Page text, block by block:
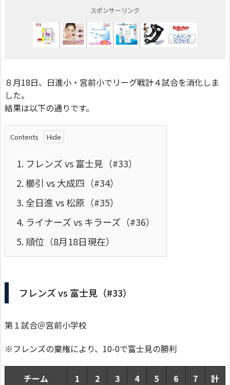
スポンサーリンク
８月18日、日進小・宮前小でリーグ戦計４試合を消化しま
した。
結果は以下の通りです。
Contents
1. フレンズ vs 富士見（#33）
2.櫛引 vs 大成四（#34）
3.全日進 vs 松原（#35）
4. ライナーズ vs キラーズ（#36）
5.順位（8月18日現在）
フレンズ vs 富士見（#33）
第１試合＠宮前小学校
※フレンズの棄権により、10-0で富士見の勝利
チーム 1 2 3 4 5 6 7
計